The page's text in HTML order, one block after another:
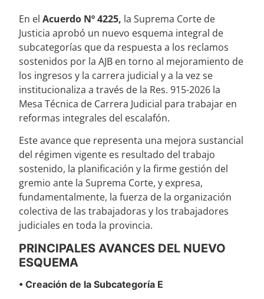
En el Acuerdo Nº 4225, la Suprema Corte de
Justicia aprobó un nuevo esquema integral de
subcategorías que da respuesta a los reclamos
sostenidos por la AJB en torno al mejoramiento de
los ingresos y la carrera judicial y a la vez se
institucionaliza a través de la Res. 915-2026 la
Mesa Técnica de Carrera Judicial para trabajar en
reformas integrales del escalafón.
Este avance que representa una mejora sustancial
del régimen vigente es resultado del trabajo
sostenido, la planificación y la firme gestión del
gremio ante la Suprema Corte, y expresa,
fundamentalmente, la fuerza de la organización
colectiva de las trabajadoras y los trabajadores
judiciales en toda la provincia.
PRINCIPALES AVANCES DEL NUEVO
ESQUEMA
• Creación de la Subcategoría E